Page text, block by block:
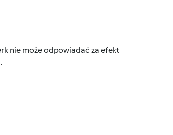
nie może odpowiadać za efekt